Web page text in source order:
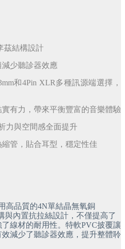
茲結構設計
減少聽診器效應
和4Pin XLR多種訊源端選擇，
實有力，帶來平衡豐富的音樂體驗
力與空間感全面提升
管，貼合耳型，穩定性佳
高品質的4N單結晶無氧銅
與內置抗拉絲設計，不僅提高了
線材的耐用性。特軟PVC披覆讓
減少了聽診器效應，提升整體聆